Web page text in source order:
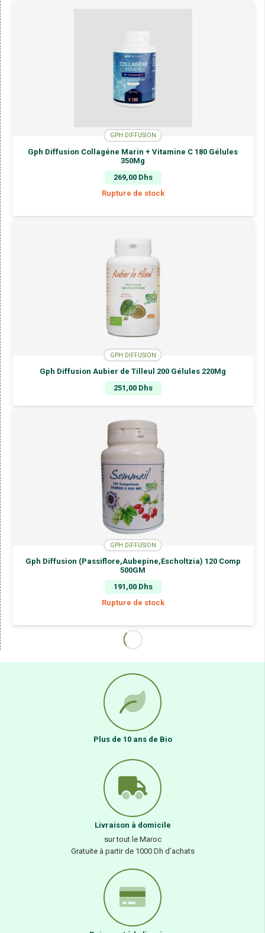
GPH DIFFUSION
Gph Diffusion Collagéne Marin + Vitamine C 180 Gélules
350Mg
269,00 Dhs
Rupture de stock
GPH DIFFUSION
Gph Diffusion Aubier de Tilleul 200 Gélules 220Mg
251,00 Dhs
GPH DIFFUSION
Gph Diffusion (Passiflore,Aubepine,Escholtzia) 120 Comp
500GM
191,00 Dhs
Rupture de stock
GPH DIFFUSION
Renaissance Maca-Guarana 200 Gel 500GM
276,00Dhs
Rupture de stock